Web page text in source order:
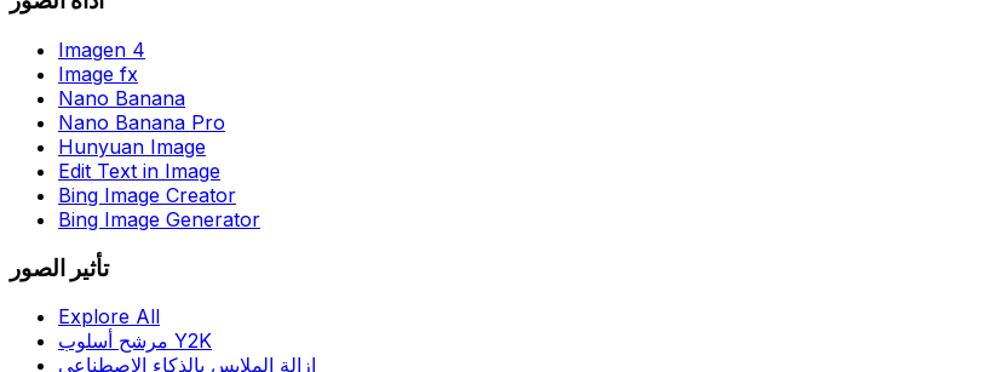
Imagen 4
Image fx
Nano Banana
Nano Banana Pro
Hunyuan Image
Edit Text in Image
Bing Image Creator
Bing Image Generator
تأثير الصور
Explore All
مرشح أسلوب Y2K
إزالة الملابس بالذكاء الاصطناعي